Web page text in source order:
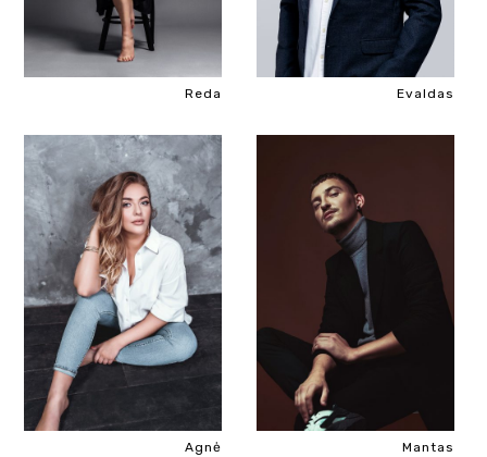
Reda Evaldas
Agnė Mantas